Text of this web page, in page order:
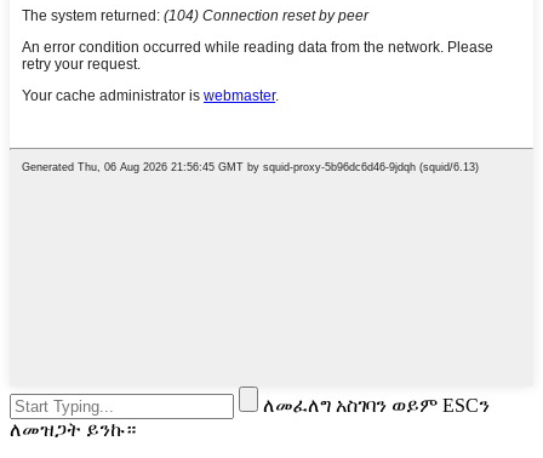
ለመፈለግ አስገባን ወይም ESCን
ለመዝጋት ይንኩ።